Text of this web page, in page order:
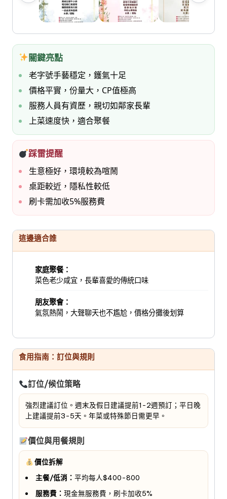
關鍵亮點
老字號手藝穩定，鑊氣十足
價格平實，份量大，CP值極高
服務人員有資歷，親切如鄰家長輩
上菜速度快，適合聚餐
踩雷提醒
生意極好，環境較為喧鬧
桌距較近，隱私性較低
刷卡需加收5%服務費
這邊適合誰
家庭聚餐：
菜色老少咸宜，長輩喜愛的傳統口味
朋友聚會：
氣氛熱鬧，大聲聊天也不尷尬，價格分攤後划算
食用指南：訂位與規則
訂位/候位策略
強烈建議訂位。週末及假日建議提前1-2週預訂；平日晚
上建議提前3-5天。年菜或特殊節日需更早。
價位與用餐規則
價位拆解
主餐/低消： 平均每人$400-800
服務費： 現金無服務費，刷卡加收5%